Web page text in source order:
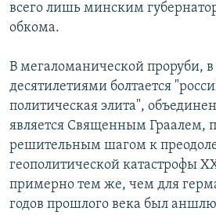
всего лишь минским
обкома.
В мегаломанической проруби, в
десятилетиями болтается
политическая элита",
является Священным Граалем,
решительным шагом к
геополитической катастрофы
примерно тем же, чем для
годов прошлого века был